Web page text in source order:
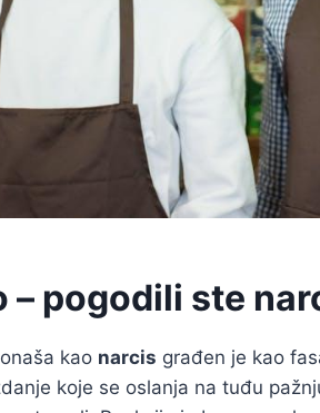
– pogodili ste
kao narcis građen je kao
koje se oslanja na tuđu